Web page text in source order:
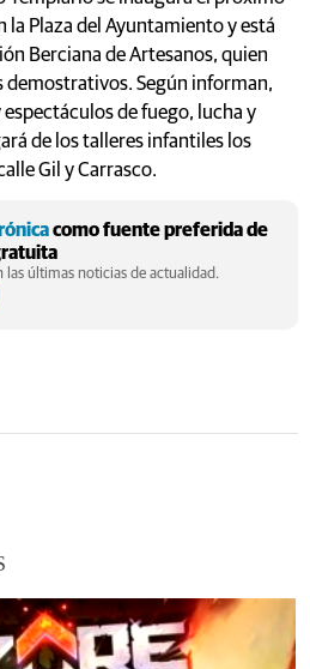
la Plaza del Ayuntamiento y está
Berciana de Artesanos, quien
demostrativos. Según informan,
de fuego, lucha y
de los talleres infantiles los
Gil y Carrasco.
como fuente preferida de
últimas noticias de actualidad.